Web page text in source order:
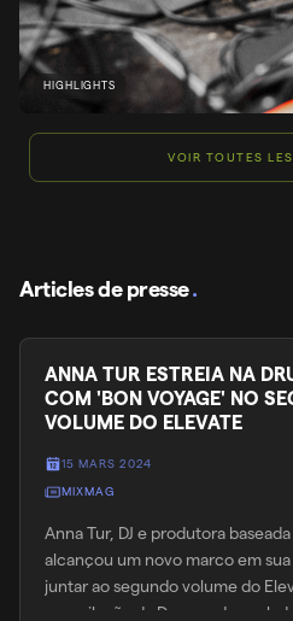
HIGHLIGHTS
VOIR TOUTES
Articles de presse.
ANNA TUR ESTREIA NA
COM 'BON VOYAGE' NO
VOLUME DO ELEVATE
15 MARS 2024
MIXMAG
Anna Tur, DJ e produtora
alcançou um novo marco em
juntar ao segundo volume do
compilação da Drumcode, ao